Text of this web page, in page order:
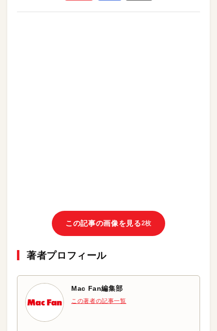
この記事の画像を見る2枚
著者プロフィール
Mac Fan編集部
この著者の記事一覧